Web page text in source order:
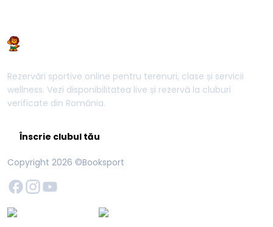
Rezervări sportive online pentru terenuri, clase și servicii
wellness. Vezi disponibilitatea live și rezervă la cluburi
verificate din România.
Înscrie clubul tău
Copyright 2026 ©Booksport